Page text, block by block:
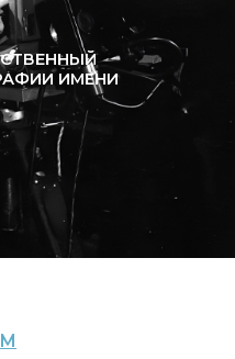
ИМЕНИ